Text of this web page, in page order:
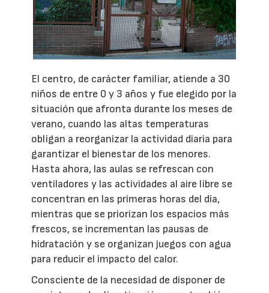
El centro, de carácter familiar, atiende a 30
niños de entre 0 y 3 años y fue elegido por la
situación que afronta durante los meses de
verano, cuando las altas temperaturas
obligan a reorganizar la actividad diaria para
garantizar el bienestar de los menores.
Hasta ahora, las aulas se refrescan con
ventiladores y las actividades al aire libre se
concentran en las primeras horas del día,
mientras que se priorizan los espacios más
frescos, se incrementan las pausas de
hidratación y se organizan juegos con agua
para reducir el impacto del calor.
Consciente de la necesidad de disponer de